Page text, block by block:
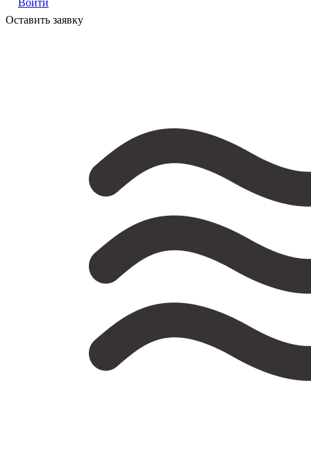
Войти
Оставить заявку